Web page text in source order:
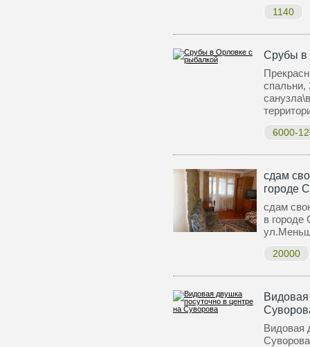
1140
Срубы в
спальни,
6000-
сдам
городе
сдам
в городе
20000
Видовая
Видовая